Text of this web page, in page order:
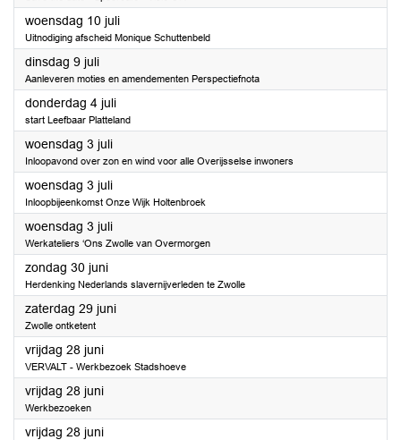
woensdag 10 juli2024
Uitnodiging afscheid Monique Schuttenbeld
dinsdag 9 juli2024
Aanleveren moties en amendementen Perspectiefnota
donderdag 4 juli2024
start Leefbaar Platteland
woensdag 3 juli2024
Inloopavond over zon en wind voor alle Overijsselse inwoners
woensdag 3 juli2024
Inloopbijeenkomst Onze Wijk Holtenbroek
woensdag 3 juli2024
Werkateliers ‘Ons Zwolle van Overmorgen
zondag 30 juni2024
Herdenking Nederlands slavernijverleden te Zwolle
zaterdag 29 juni2024
Zwolle ontketent
vrijdag 28 juni2024
VERVALT - Werkbezoek Stadshoeve
vrijdag 28 juni2024
Werkbezoeken
vrijdag 28 juni2024